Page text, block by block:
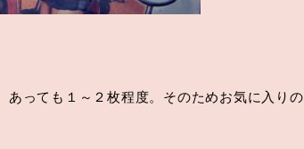
っても１～２枚程度。そのためお気に入りの